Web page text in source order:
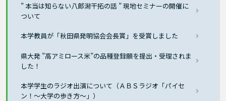
” 本当は知らない八郎潟干拓の話 ” 現地セミナーの開催に
ついて
本学教員が「秋田県発明協会会長賞」を受賞しました
県大発 ”高アミロース米”の品種登録願を提出・受理されま
した！
本学学生のラジオ出演について（ＡＢＳラジオ「パイセ
ン！～大学の歩き方～」）